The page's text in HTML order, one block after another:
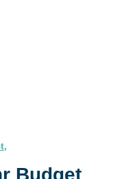
,
Budget